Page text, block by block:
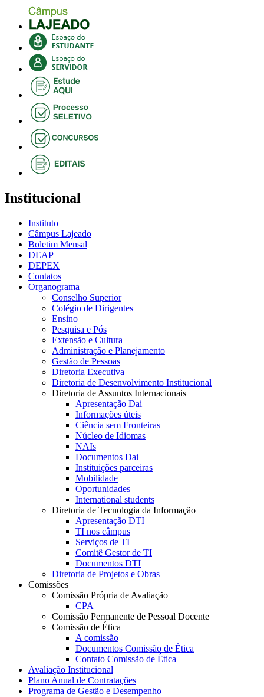
Institucional
Instituto
Câmpus Lajeado
Boletim Mensal
DEAP
DEPEX
Contatos
Organograma
Conselho Superior
Colégio de Dirigentes
Ensino
Pesquisa e Pós
Extensão e Cultura
Administração e Planejamento
Gestão de Pessoas
Diretoria Executiva
Diretoria de Desenvolvimento Institucional
Diretoria de Assuntos Internacionais
Apresentação Dai
Informações úteis
Ciência sem Fronteiras
Núcleo de Idiomas
NAIs
Documentos Dai
Instituições parceiras
Mobilidade
Oportunidades
International students
Diretoria de Tecnologia da Informação
Apresentação DTI
TI nos câmpus
Serviços de TI
Comitê Gestor de TI
Documentos DTI
Diretoria de Projetos e Obras
Comissões
Comissão Própria de Avaliação
CPA
Comissão Permanente de Pessoal Docente
Comissão de Ética
A comissão
Documentos Comissão de Ética
Contato Comissão de Ética
Avaliação Institucional
Plano Anual de Contratações
Programa de Gestão e Desempenho